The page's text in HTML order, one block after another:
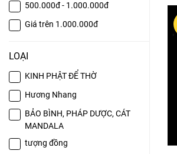
500.000đ - 1.000.000đ
Giá trên 1.000.000đ
LOẠI
KINH PHẬT ĐỂ THỜ
Hương Nhang
BẢO BÌNH, PHÁP DƯỢC, CÁT
MANDALA
tượng đồng